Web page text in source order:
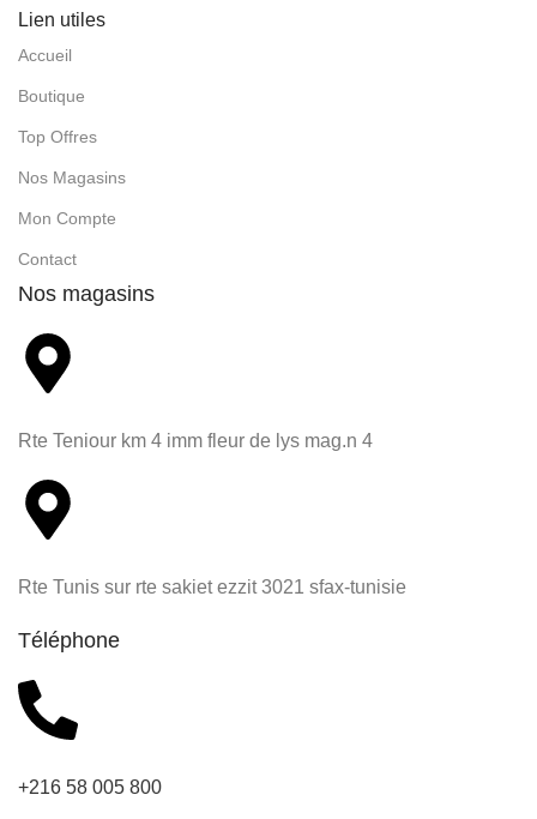
Lien utiles
Accueil
Boutique
Top Offres
Nos Magasins
Mon Compte
Contact
Nos magasins
Rte Teniour km 4 imm fleur de lys mag.n 4
Rte Tunis sur rte sakiet ezzit 3021 sfax-tunisie
Téléphone
+216 58 005 800